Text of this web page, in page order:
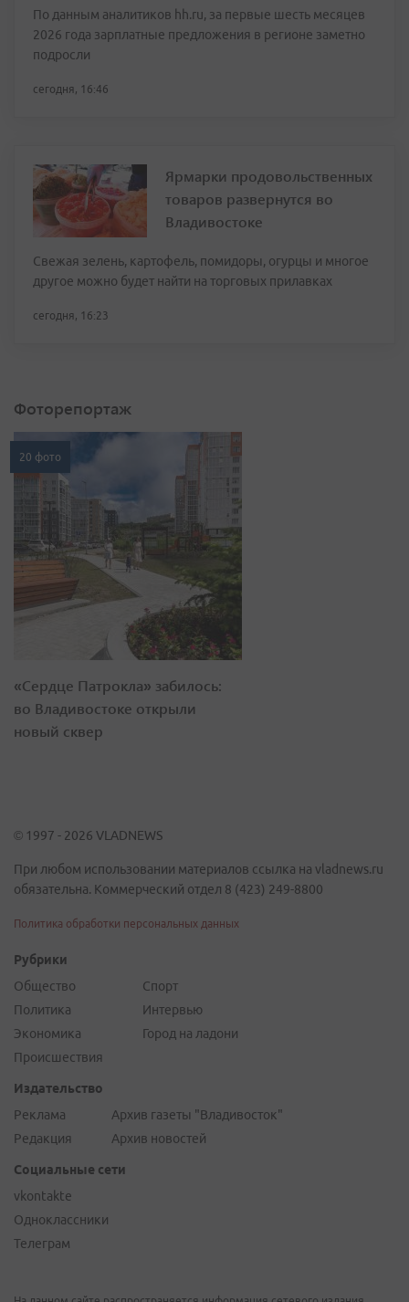
По данным аналитиков hh.ru, за первые шесть месяцев
2026 года зарплатные предложения в регионе заметно
подросли
сегодня, 16:46
Ярмарки продовольственных
товаров развернутся во
Владивостоке
Свежая зелень, картофель, помидоры, огурцы и многое
другое можно будет найти на торговых прилавках
сегодня, 16:23
Фоторепортаж
20 фото
«Сердце Патрокла» забилось:
во Владивостоке открыли
новый сквер
© 1997 - 2026 VLADNEWS
При любом использовании материалов ссылка на vladnews.ru
обязательна. Коммерческий отдел 8 (423) 249-8800
Политика обработки персональных данных
Рубрики
Общество
Политика
Экономика
Происшествия
Спорт
Интервью
Город на ладони
Издательство
Реклама
Редакция
Архив газеты "Владивосток"
Архив новостей
Социальные сети
vkontakte
Одноклассники
Телеграм